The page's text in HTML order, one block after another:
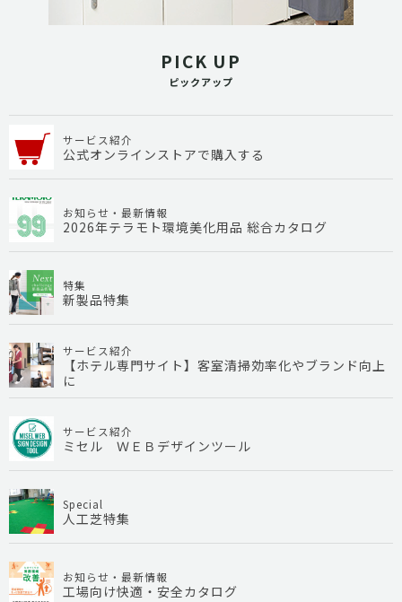
PICK UP
ピックアップ
サービス紹介
公式オンラインストアで購入する
お知らせ・最新情報
2026年テラモト環境美化用品 総合カタログ
特集
新製品特集
サービス紹介
【ホテル専門サイト】客室清掃効率化やブランド向上
に
サービス紹介
ミセル ＷＥＢデザインツール
Special
人工芝特集
お知らせ・最新情報
工場向け快適・安全カタログ